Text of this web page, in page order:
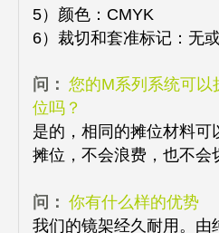
5）颜色：CMYK
6）裁切和套准标记：无
问： 您的M系列系统可以
位吗？
是的，相同的摊位材料可
摊位，不会浪费，也不会
问： 你有什么样的优势
我们的镜架经久耐用。由